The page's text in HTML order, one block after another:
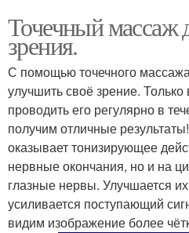
Точечный массаж
зрения.
С помощью точечного
улучшить своё зрение. Только
проводить его регулярно в
получим отличные
оказывает тонизирующее
нервные окончания, но и на
глазные нервы. Улучшается
усиливается поступающий
видим изображение более